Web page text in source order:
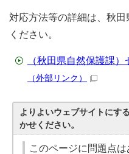
対応方法等の詳細は、秋
ください。
（秋田県自然保護課
（外部リンク）
よりよいウェブサイトにす
かせください。
このページに問題点